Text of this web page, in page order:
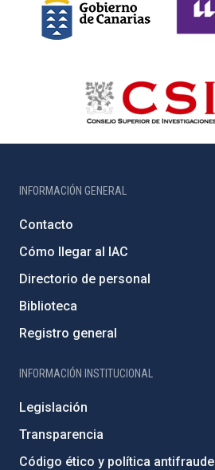
INFORMACIÓN GENERAL
Contacto
Cómo llegar al IAC
Directorio de personal
Biblioteca
Registro general
INFORMACIÓN INSTITUCIONAL
Legislación
Transparencia
Código ético y política antifraude